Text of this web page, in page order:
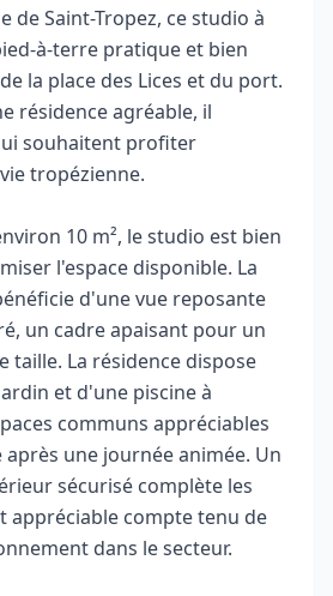
de Saint-Tropez, ce studio à
à-terre pratique et bien
la place des Lices et du port.
résidence agréable, il
souhaitent profiter
tropézienne.
10 m², le studio est bien
l'espace disponible. La
d'une vue reposante
un cadre apaisant pour un
taille. La résidence dispose
et d'une piscine à
communs appréciables
une journée animée. Un
sécurisé complète les
appréciable compte tenu de
dans le secteur.